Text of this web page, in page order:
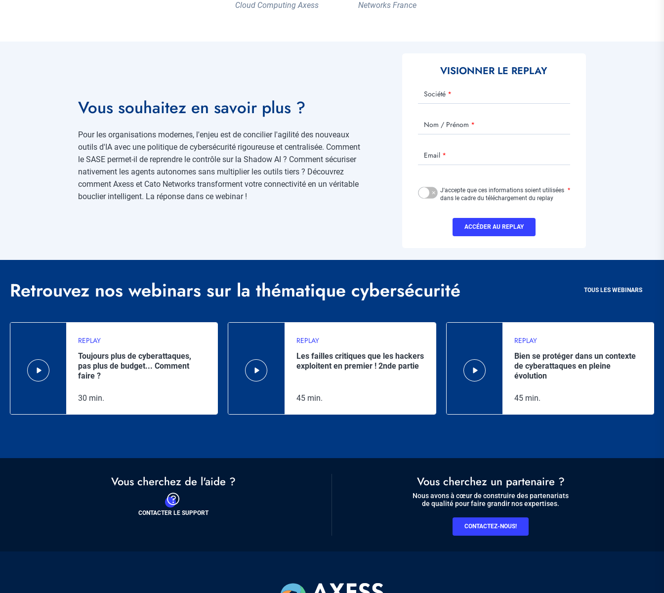
Cloud Computing Axess
Networks France
Vous souhaitez en savoir plus ?
Pour les organisations modernes, l'enjeu est de concilier l'agilité des nouveaux
outils d'IA avec une politique de cybersécurité rigoureuse et centralisée. Comment
le SASE permet-il de reprendre le contrôle sur la Shadow AI ? Comment sécuriser
nativement les agents autonomes sans multiplier les outils tiers ? Découvrez
comment Axess et Cato Networks transforment votre connectivité en un véritable
bouclier intelligent. La réponse dans ce webinar !
VISIONNER LE REPLAY
Société
Nom / Prénom
Email
J'accepte que ces informations soient utilisées
dans le cadre du téléchargement du replay
Retrouvez nos webinars sur la thématique cybersécurité TOUS LES WEBINARS
REPLAY
Toujours plus de cyberattaques,
pas plus de budget... Comment
faire ?
30 min.
REPLAY
Les failles critiques que les hackers
exploitent en premier ! 2nde partie
45 min.
REPLAY
Bien se protéger dans un contexte
de cyberattaques en pleine
évolution
45 min.
Vous cherchez de l'aide ?
CONTACTER LE SUPPORT
Vous cherchez un partenaire ?
Nous avons à cœur de construire des partenariats
de qualité pour faire grandir nos expertises.
CONTACTEZ-NOUS!